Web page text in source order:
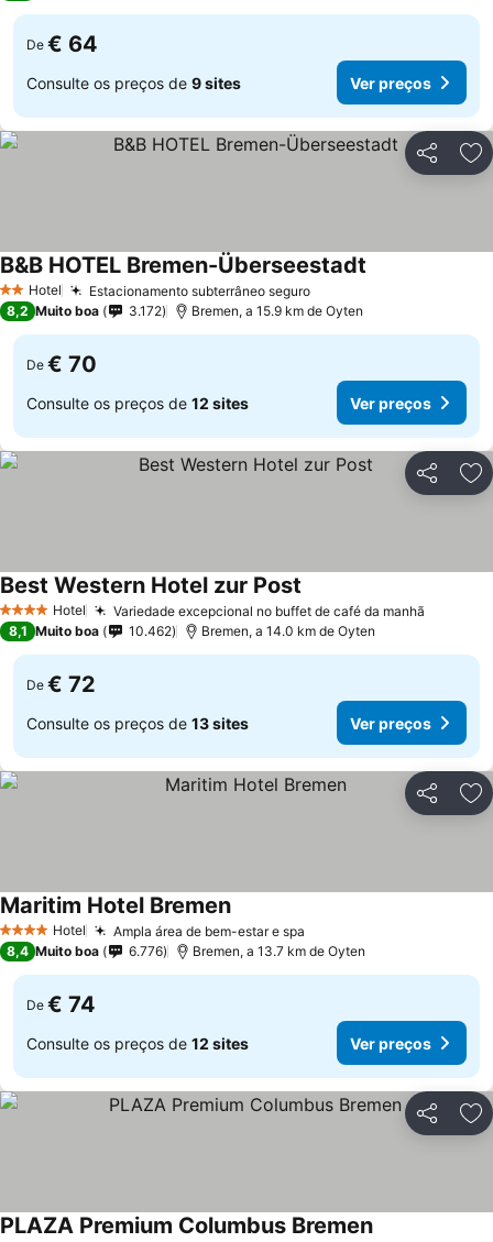
De € 64
Consulte os preços de 9 sites Ver preços
Partilhar
2 Estrelas
Hotel Estacionamento subterrâneo seguroVer preços
B&B HOTEL Bremen-Überseestadt
8,2 Muito boa 3.172 Bremen, a 15.9 km de Oyten
De € 70
Consulte os preços de 12 sites Ver preços
Partilhar
4 EstrelasHotel Variedade excepcional no buffet de café da manhã
Best Western Hotel zur Post
8,1 Muito boa 10.462 Bremen, a 14.0 km de Oyten
De € 72
Consulte os preços de 13 sites Ver preços
Partilhar
4 EstrelasHotel Ampla área de bem-estar e spa
Maritim Hotel BremenVer preços
8,4 Muito boa 6.776 Bremen, a 13.7 km de Oyten
De € 74
Consulte os preços de 12 sites Ver preços
Partilhar
PLAZA Premium Columbus Bremen